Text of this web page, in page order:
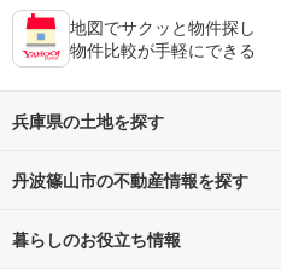
地図でサクッと物件探し
物件比較が手軽にできる
兵庫県の土地を探す
路線・駅から探す
通勤・通学時間から探す
丹波篠山市の不動産情報を探す
不動産・住宅
暮らしのお役立ち情報